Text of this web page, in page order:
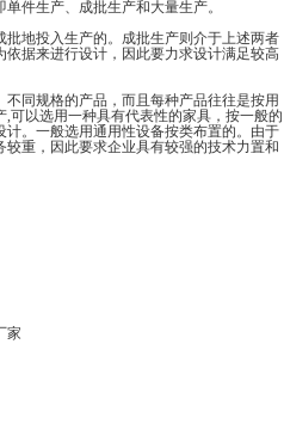
件生产、成批生产和大量生产。
投入生产的。成批生产则介于上述两者
依据来进行设计，因此要力求设计满足较高
同规格的产品，而且每种产品往往是按用
可以选用一种具有代表性的家具，按一般的
。一般选用通用性设备按类布置的。由于
较重，因此要求企业具有较强的技术力置和
家